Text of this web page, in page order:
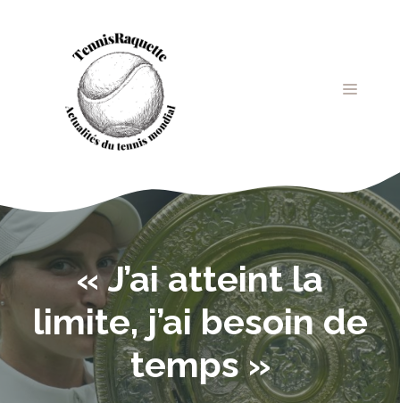
MENU
« J’ai atteint la
limite, j’ai besoin de
temps »